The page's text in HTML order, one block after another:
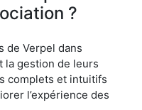
?
de Verpel dans
la gestion de leurs
complets et intuitifs
l’expérience des